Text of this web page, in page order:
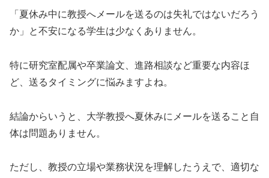
「夏休み中に教授へメールを送るのは失礼ではないだろう
か」と不安になる学生は少なくありません。
特に研究室配属や卒業論文、進路相談など重要な内容ほ
ど、送るタイミングに悩みますよね。
結論からいうと、大学教授へ夏休みにメールを送ること自
体は問題ありません。
ただし、教授の立場や業務状況を理解したうえで、適切な